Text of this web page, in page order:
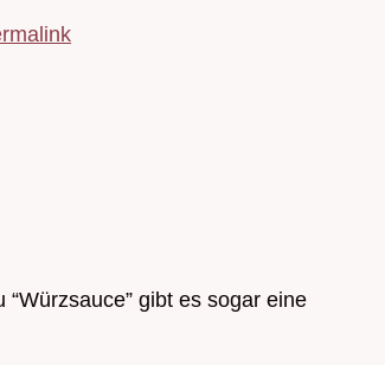
gibt es sogar eine